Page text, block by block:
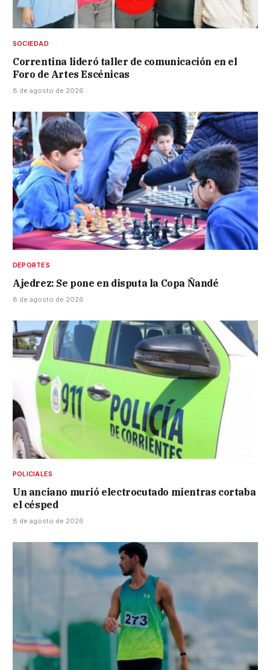
SOCIEDAD
Correntina lideró taller de comunicación en el
Foro de Artes Escénicas
8 de agosto de 2026
DEPORTES
Ajedrez: Se pone en disputa la Copa Ñandé
8 de agosto de 2026
POLICIALES
Un anciano murió electrocutado mientras cortaba
el césped
8 de agosto de 2026